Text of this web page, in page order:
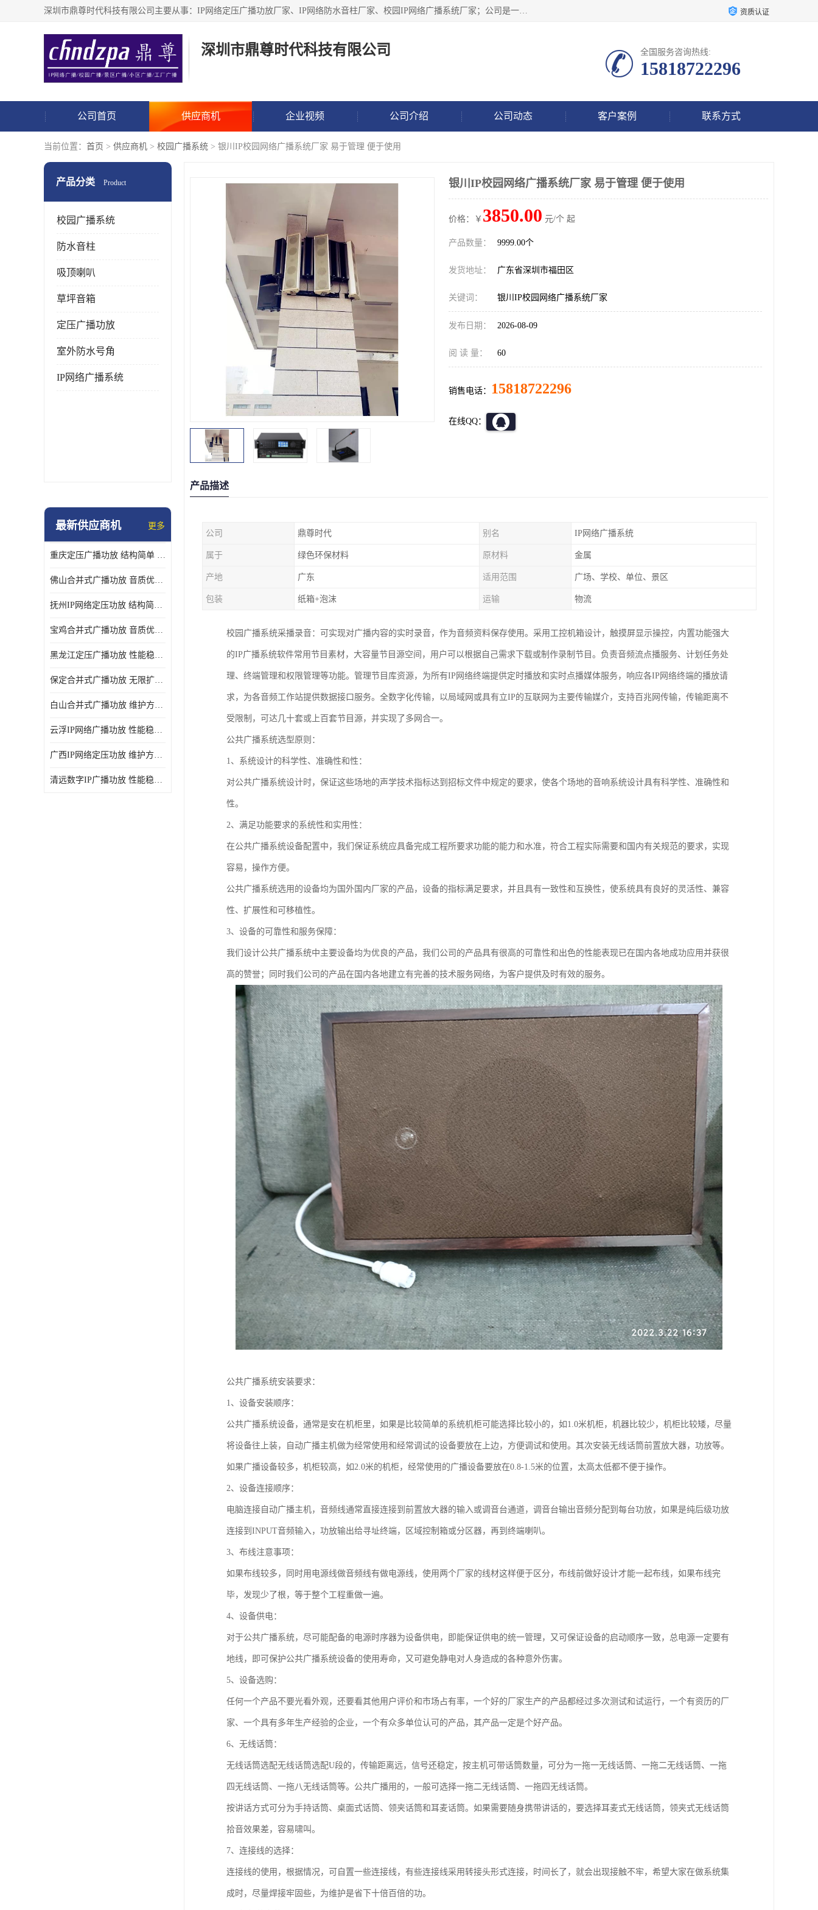
深圳市鼎尊时代科技有限公司主要从事：IP网络定压广播功放厂家、IP网络防水音柱厂家、校园IP网络广播系统厂家；公司是一家集研发、生产、销售公共广播器材于一体的现代电子科技企业。公司成立多年来，本着“自主研发技术、开拓稳定的产品”的宗旨，集多年的行业经验，引航广播行业的迅猛发展，使产品能够适应时代技术发展的需要。 资质认证
深圳市鼎尊时代科技有限公司 全国服务咨询热线:
15818722296
公司首页 供应商机 企业视频 公司介绍 公司动态 客户案例 联系方式
当前位置： 首页 > 供应商机 > 校园广播系统 > 银川IP校园网络广播系统厂家 易于管理 便于使用
产品分类 Product
校园广播系统
防水音柱
吸顶喇叭
草坪音箱
定压广播功放
室外防水号角
IP网络广播系统
最新供应商机 更多
重庆定压广播功放 结构简单 传输距离远
佛山合并式广播功放 音质优美清晰 输出电压大 电流小
抚州IP网络定压功放 结构简单 多应用于公共场合
宝鸡合并式广播功放 音质优美清晰 维护方便
黑龙江定压广播功放 性能稳定 无限扩容
保定合并式广播功放 无限扩容 设计结构简单
白山合并式广播功放 维护方便 多应用于公共场合
云浮IP网络广播功放 性能稳定 设计结构简单
广西IP网络定压功放 维护方便 多应用于公共场合
清远数字IP广播功放 性能稳定 传输距离远
银川IP校园网络广播系统厂家 易于管理 便于使用
价格：￥ 3850.00 元/个 起
产品数量： 9999.00个
发货地址： 广东省深圳市福田区
关键词： 银川IP校园网络广播系统厂家
发布日期： 2026-08-09
阅 读 量： 60
销售电话： 15818722296
在线QQ：
产品描述
公司 鼎尊时代 别名 IP网络广播系统
属于 绿色环保材料 原材料 金属
产地 广东 适用范围 广场、学校、单位、景区
包装 纸箱+泡沫 运输 物流
校园广播系统采播录音：可实现对广播内容的实时录音，作为音频资料保存使用。采用工控机箱设计，触摸屏显示操控，内置功能强大
的IP广播系统软件常用节目素材，大容量节目源空间，用户可以根据自己需求下载或制作录制节目。负责音频流点播服务、计划任务处
理、终端管理和权限管理等功能。管理节目库资源，为所有IP网络终端提供定时播放和实时点播媒体服务，响应各IP网络终端的播放请
求，为各音频工作站提供数据接口服务。全数字化传输，以局域网或具有立IP的互联网为主要传输媒介，支持百兆网传输，传输距离不
受限制，可达几十套或上百套节目源，并实现了多网合一。
公共广播系统选型原则：
1、系统设计的科学性、准确性和性：
对公共广播系统设计时，保证这些场地的声学技术指标达到招标文件中规定的要求，使各个场地的音响系统设计具有科学性、准确性和
性。
2、满足功能要求的系统性和实用性：
在公共广播系统设备配置中，我们保证系统应具备完成工程所要求功能的能力和水准，符合工程实际需要和国内有关规范的要求，实现
容易，操作方便。
公共广播系统选用的设备均为国外国内厂家的产品，设备的指标满足要求，并且具有一致性和互换性，使系统具有良好的灵活性、兼容
性、扩展性和可移植性。
3、设备的可靠性和服务保障：
我们设计公共广播系统中主要设备均为优良的产品，我们公司的产品具有很高的可靠性和出色的性能表现已在国内各地成功应用并获很
高的赞誉；同时我们公司的产品在国内各地建立有完善的技术服务网络，为客户提供及时有效的服务。
公共广播系统安装要求：
1、设备安装顺序：
公共广播系统设备，通常是安在机柜里，如果是比较简单的系统机柜可能选择比较小的，如1.0米机柜，机器比较少，机柜比较矮，尽量
将设备往上装，自动广播主机做为经常使用和经常调试的设备要放在上边，方便调试和使用。其次安装无线话筒前置放大器，功放等。
如果广播设备较多，机柜较高，如2.0米的机柜，经常使用的广播设备要放在0.8-1.5米的位置，太高太低都不便于操作。
2、设备连接顺序：
电脑连接自动广播主机，音频线通常直接连接到前置放大器的输入或调音台通道，调音台输出音频分配到每台功放，如果是纯后级功放
连接到INPUT音频输入，功放输出给寻址终端，区域控制箱或分区器，再到终端喇叭。
3、布线注意事项：
如果布线较多，同时用电源线做音频线有做电源线，使用两个厂家的线材这样便于区分，布线前做好设计才能一起布线，如果布线完
毕，发现少了根，等于整个工程重做一遍。
4、设备供电：
对于公共广播系统，尽可能配备的电源时序器为设备供电，即能保证供电的统一管理，又可保证设备的启动顺序一致，总电源一定要有
地线，即可保护公共广播系统设备的使用寿命，又可避免静电对人身造成的各种意外伤害。
5、设备选购：
任何一个产品不要光看外观，还要看其他用户评价和市场占有率，一个好的厂家生产的产品都经过多次测试和试运行，一个有资历的厂
家、一个具有多年生产经验的企业，一个有众多单位认可的产品，其产品一定是个好产品。
6、无线话筒：
无线话筒选配无线话筒选配U段的，传输距离远，信号还稳定，按主机可带话筒数量，可分为一拖一无线话筒、一拖二无线话筒、一拖
四无线话筒、一拖八无线话筒等。公共广播用的，一般可选择一拖二无线话筒、一拖四无线话筒。
按讲话方式可分为手持话筒、桌面式话筒、领夹话筒和耳麦话筒。如果需要随身携带讲话的，要选择耳麦式无线话筒，领夹式无线话筒
拾音效果差，容易啸叫。
7、连接线的选择：
连接线的使用，根据情况，可自置一些连接线，有些连接线采用转接头形式连接，时间长了，就会出现接触不牢，希望大家在做系统集
成时，尽量焊接牢固些，为维护是省下十倍百倍的功。